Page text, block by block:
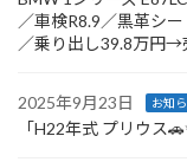
／車検R8.9／黒革シ
／乗り出し39.8万円→
2025年9月23日 お知
「H22年式 プリウス